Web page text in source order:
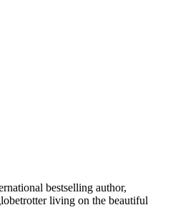
bestselling author,
living on the beautiful